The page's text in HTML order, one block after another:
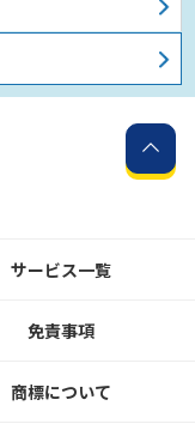
サービス一覧
免責事項
商標について